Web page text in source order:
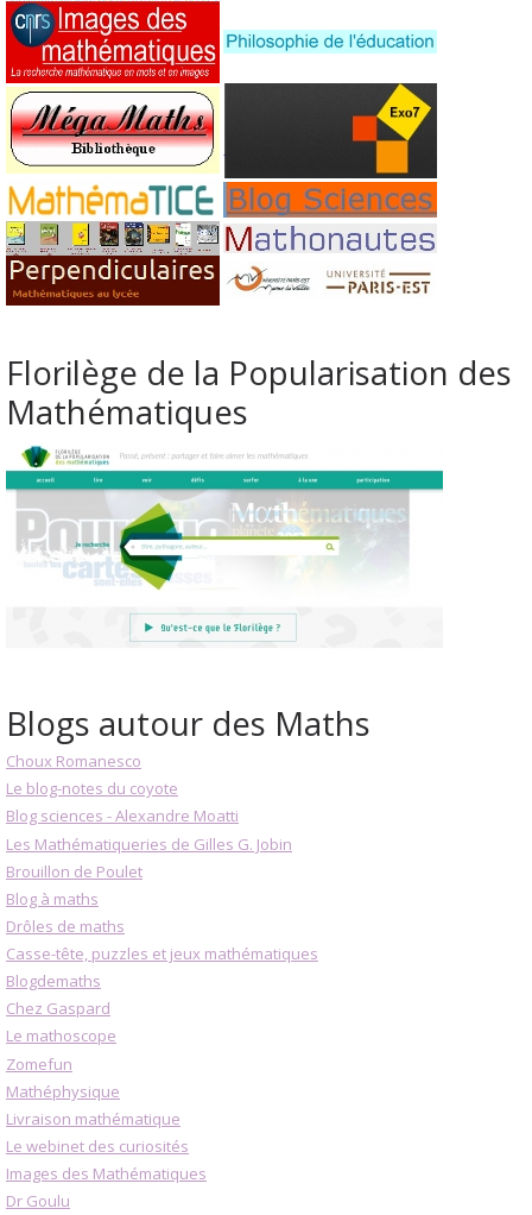
Florilège de la Popularisation des
Mathématiques
Blogs autour des Maths
Choux Romanesco
Le blog-notes du coyote
Blog sciences - Alexandre Moatti
Les Mathématiqueries de Gilles G. Jobin
Brouillon de Poulet
Blog à maths
Drôles de maths
Casse-tête, puzzles et jeux mathématiques
Blogdemaths
Chez Gaspard
Le mathoscope
Zomefun
Mathéphysique
Livraison mathématique
Le webinet des curiosités
Images des Mathématiques
Dr Goulu